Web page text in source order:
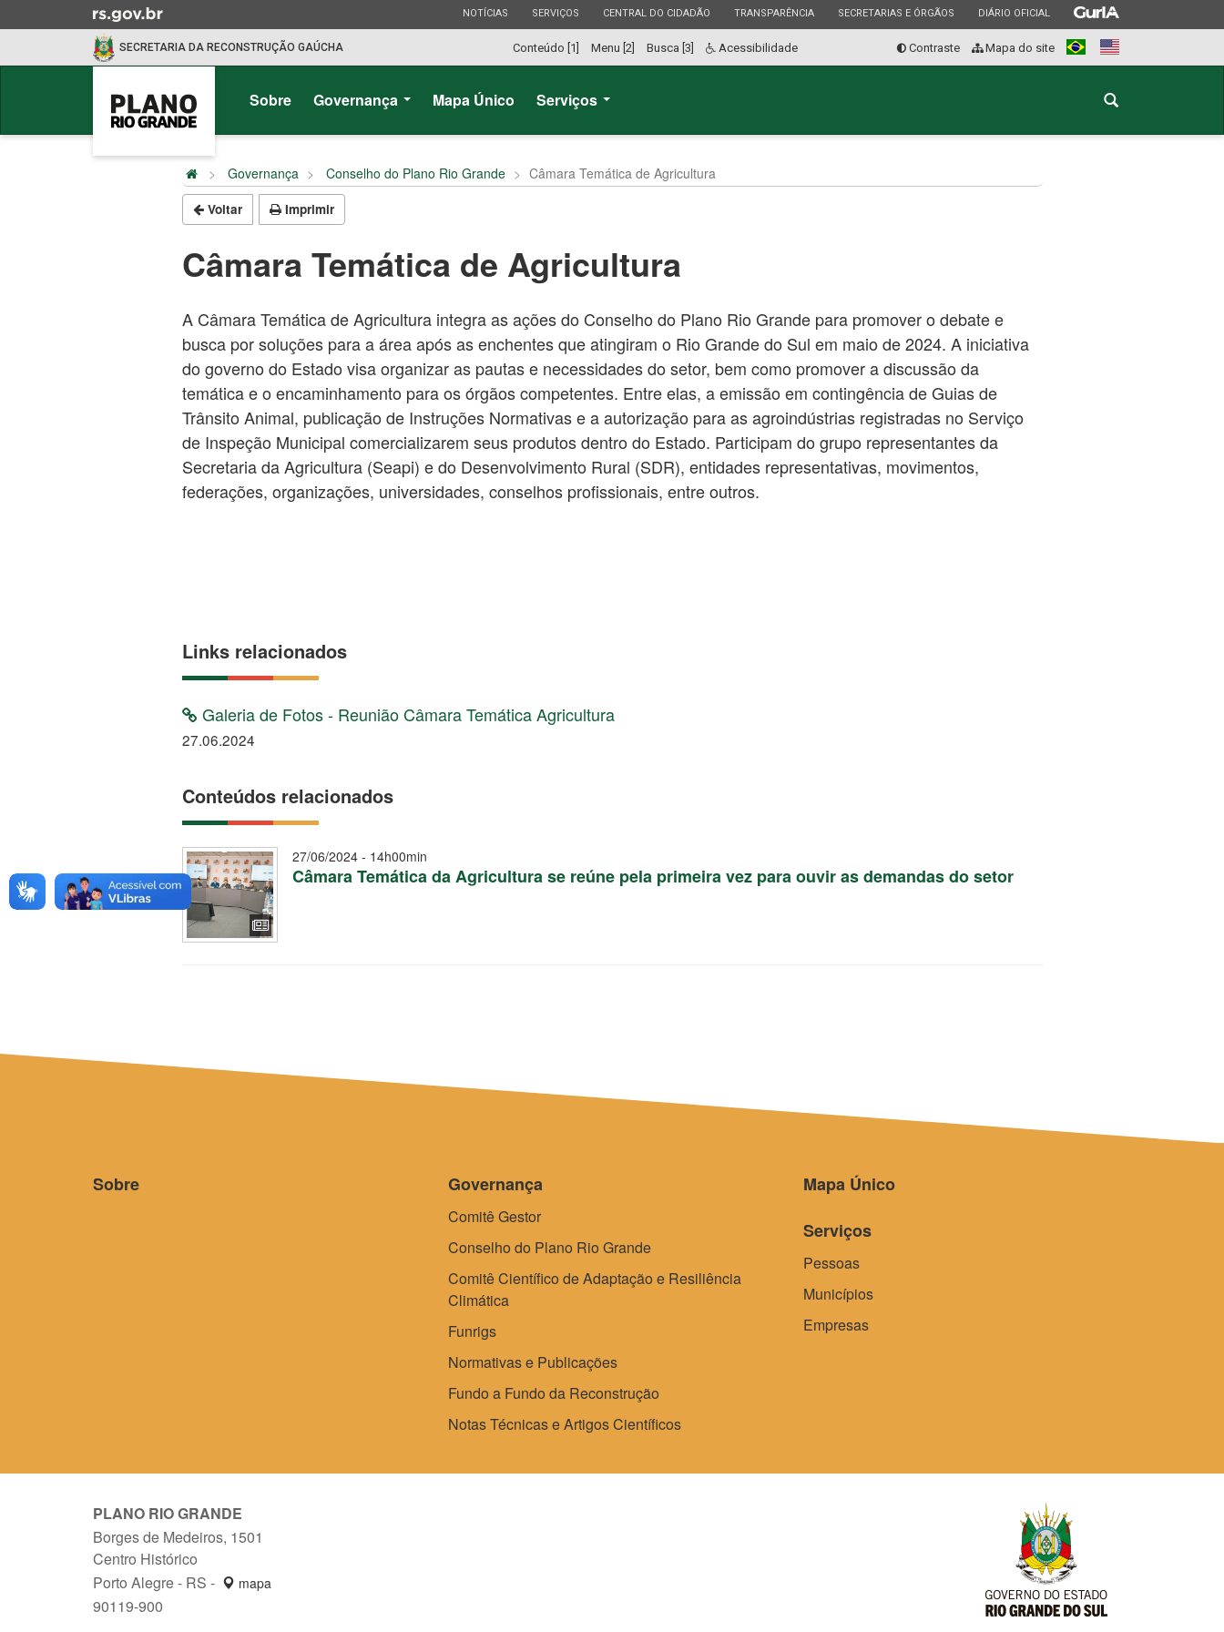
para
o
ESTADO
NOTÍCIAS ESTADO
SERVIÇOS ESTADO
CENTRAL DO CIDADÃO ESTADO
TRANSPARÊNCIA ESTADO
SECRETARIAS E ÓRGÃOS ESTADO
DIÁRIO OFICIAL ESTADO
SECRETARIA DA RECONSTRUÇÃO GAÚCHA Conteúdo [1] Menu [2] Busca [3] Acessibilidade Contraste
Mapa do site
Abrir
busca
menu
Sobre Governança Mapa Único Serviços
Governança Conselho do Plano Rio Grande Câmara Temática de Agricultura
Voltar Imprimir
Câmara Temática de Agricultura
A Câmara Temática de Agricultura integra as ações do Conselho do Plano Rio Grande para promover o debate e
busca por soluções para a área após as enchentes que atingiram o Rio Grande do Sul em maio de 2024. A iniciativa
do governo do Estado visa organizar as pautas e necessidades do setor, bem como promover a discussão da
temática e o encaminhamento para os órgãos competentes. Entre elas, a emissão em contingência de Guias de
Trânsito Animal, publicação de Instruções Normativas e a autorização para as agroindústrias registradas no Serviço
de Inspeção Municipal comercializarem seus produtos dentro do Estado. Participam do grupo representantes da
Secretaria da Agricultura (Seapi) e do Desenvolvimento Rural (SDR), entidades representativas, movimentos,
federações, organizações, universidades, conselhos profissionais, entre outros.
Links relacionados
Galeria de Fotos - Reunião Câmara Temática Agricultura
27.06.2024
Conteúdos relacionados
27/06/2024 - 14h00min
Câmara Temática da Agricultura se reúne pela primeira vez para ouvir as demandas do setor
Sobre Governança
Comitê Gestor
Conselho do Plano Rio Grande
Comitê Científico de Adaptação e Resiliência
Climática
Funrigs
Normativas e Publicações
Fundo a Fundo da Reconstrução
Notas Técnicas e Artigos Científicos
Mapa Único
Serviços
Pessoas
Municípios
Empresas
PLANO RIO GRANDE
Borges de Medeiros, 1501
Centro Histórico
Porto Alegre - RS -
mapa
90119-900